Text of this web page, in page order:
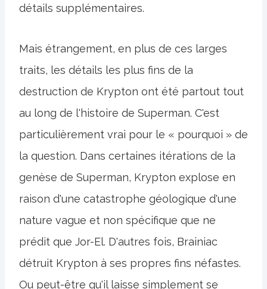
détails supplémentaires.
Mais étrangement, en plus de ces larges
traits, les détails les plus fins de la
destruction de Krypton ont été partout tout
au long de l'histoire de Superman. C'est
particulièrement vrai pour le « pourquoi » de
la question. Dans certaines itérations de la
genèse de Superman, Krypton explose en
raison d'une catastrophe géologique d'une
nature vague et non spécifique que ne
prédit que Jor-El. D'autres fois, Brainiac
détruit Krypton à ses propres fins néfastes.
Ou peut-être qu'il laisse simplement se